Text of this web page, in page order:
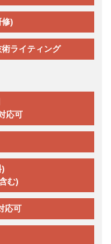
)
ライティング
応可
)
む)
応可